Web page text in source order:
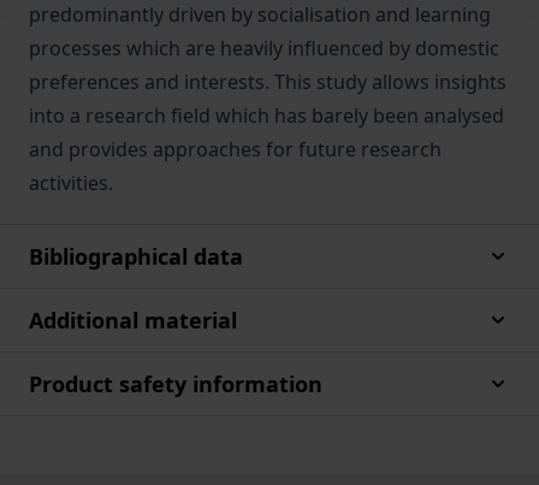
predominantly driven by socialisation and learning
processes which are heavily influenced by domestic
preferences and interests. This study allows insights
into a research field which has barely been analysed
and provides approaches for future research
activities.
Bibliographical data
Additional material
Product safety information